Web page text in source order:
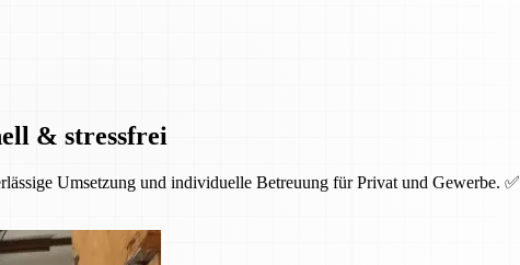
& stressfrei
Umsetzung und individuelle Betreuung für Privat und Gewerbe. ✅